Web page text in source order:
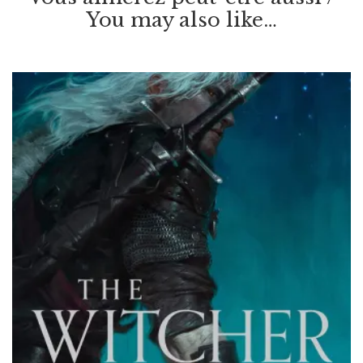
You may also like…